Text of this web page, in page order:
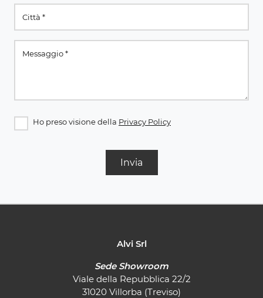
Ho preso visione della Privacy Policy
Invia
Alvi Srl
Sede Showroom
Viale della Repubblica 22/2
31020 Villorba (Treviso)